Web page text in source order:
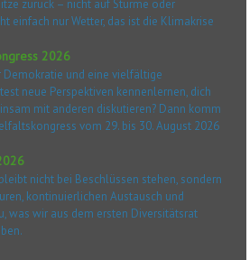
zurück – nicht auf Stürme oder
einfach nur Wetter, das ist die Klimakrise
2026
Demokratie und eine vielfältige
neue Perspektiven kennenlernen, dich
mit anderen diskutieren? Dann komm
vom 29. bis 30. August 2026
nicht bei Beschlüssen stehen, sondern
kontinuierlichen Austausch und
was wir aus dem ersten Diversitätsrat